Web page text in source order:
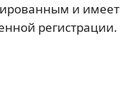
и имеет
регистрации.